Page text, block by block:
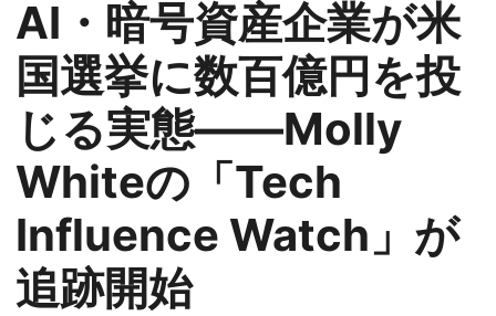
AI・暗号資産企業が米
国選挙に数百億円を投
じる実態——Molly
Whiteの「Tech
Influence Watch」が
追跡開始